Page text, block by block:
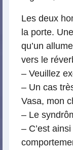
Les deux
la porte.
qu’un
vers le
– Veuillez
– Un cas
Vasa, mon
– Le
– C’est